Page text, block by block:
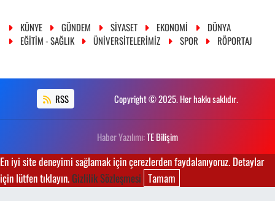
KÜNYE GÜNDEM SİYASET EKONOMİ
DÜNYA
EĞİTİM - SAĞLIK
ÜNİVERSİTELERİMİZ SPOR RÖPORTAJ
RSS Copyright © 2025. Her hakkı saklıdır.
Haber Yazılımı:TE Bilişim
En iyi site deneyimi sağlamak için çerezlerden faydalanıyoruz. Detaylar
için lütfen tıklayın.Gizlilik Sözleşmesi Tamam